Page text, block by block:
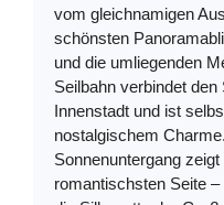
vom gleichnamigen
schönsten
und die umliegenden
Seilbahn verbindet
Innenstadt und ist
nostalgischem
Sonnenuntergang
romantischsten Seite